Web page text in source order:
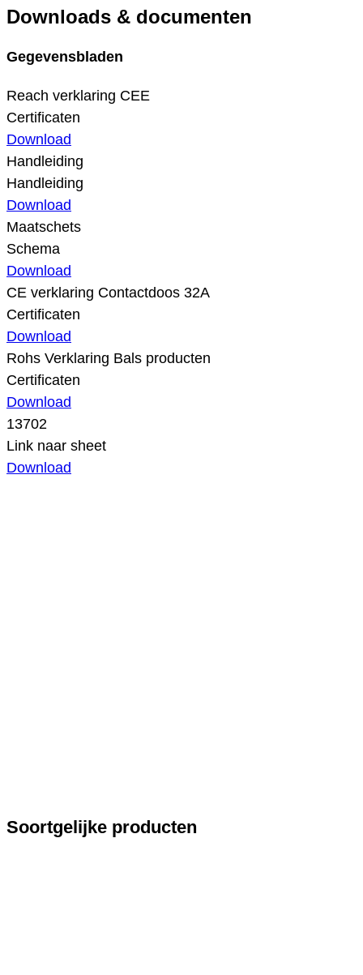
Downloads & documenten
Gegevensbladen
Reach verklaring CEE
Certificaten
Download
Handleiding
Handleiding
Download
Maatschets
Schema
Download
CE verklaring Contactdoos 32A
Certificaten
Download
Rohs Verklaring Bals producten
Certificaten
Download
13702
Link naar sheet
Download
Soortgelijke producten